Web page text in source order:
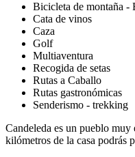
Bicicleta de montaña -
Cata de vinos
Caza
Golf
Multiaventura
Recogida de setas
Rutas a Caballo
Rutas gastronómicas
Senderismo - trekking
Candeleda es un pueblo
kilómetros de la casa podrás